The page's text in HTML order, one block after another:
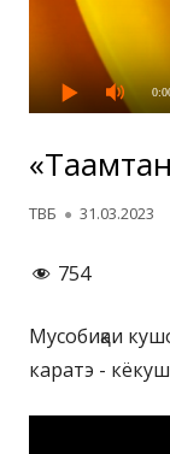
Автор
ТВБ 31.03.2023
754
Мусобиқаи
каратэ -